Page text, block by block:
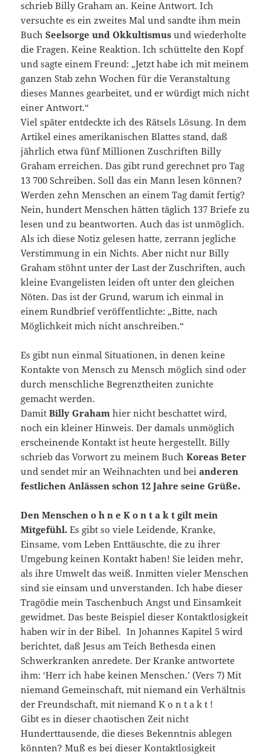
schrieb Billy Graham an. Keine Antwort. Ich
versuchte es ein zweites Mal und sandte ihm mein
BuchSeelsorge und Okkultismus und wiederholte
die Fragen. Keine Reaktion. Ich schüttelte den Kopf
und sagte einem Freund: „Jetzt habe ich mit meinem
ganzen Stab zehn Wochen für die Veranstaltung
dieses Mannes gearbeitet, und er würdigt mich nicht
einer Antwort.“
Viel später entdeckte ich des Rätsels Lösung. In dem
Artikel eines amerikanischen Blattes stand, daß
jährlich etwa fünf Millionen Zuschriften Billy
Graham erreichen. Das gibt rund gerechnet pro Tag
13 700 Schreiben. Soll das ein Mann lesen können?
Werden zehn Menschen an einem Tag damit fertig?
Nein, hundert Menschen hätten täglich 137 Briefe zu
lesen und zu beantworten. Auch das ist unmöglich.
Als ich diese Notiz gelesen hatte, zerrann jegliche
Verstimmung in ein Nichts. Aber nicht nur Billy
Graham stöhnt unter der Last der Zuschriften, auch
kleine Evangelisten leiden oft unter den gleichen
Nöten. Das ist der Grund, warum ich einmal in
einem Rundbrief veröffentlichte: „Bitte, nach
Möglichkeit mich nicht anschreiben.“
Es gibt nun einmal Situationen, in denen keine
Kontakte von Mensch zu Mensch möglich sind oder
durch menschliche Begrenztheiten zunichte
gemacht werden.
DamitBilly Graham hier nicht beschattet wird,
noch ein kleiner Hinweis. Der damals unmöglich
erscheinende Kontakt ist heute hergestellt. Billy
schrieb das Vorwort zu meinem BuchKoreas Beter
und sendet mir an Weihnachten und beianderen
festlichen Anlässen schon 12 Jahre seine Grüße.
Den Menschen o h n e K o n t a k t gilt mein
Mitgefühl. Es gibt so viele Leidende, Kranke,
Einsame, vom Leben Enttäuschte, die zu ihrer
Umgebung keinen Kontakt haben! Sie leiden mehr,
als ihre Umwelt das weiß. Inmitten vieler Menschen
sind sie einsam und unverstanden. Ich habe dieser
Tragödie mein Taschenbuch Angst und Einsamkeit
gewidmet. Das beste Beispiel dieser Kontaktlosigkeit
haben wir in der Bibel. In Johannes Kapitel 5 wird
berichtet, daß Jesus am Teich Bethesda einen
Schwerkranken anredete. Der Kranke antwortete
ihm: ‘Herr ich habe keinen Menschen.’ (Vers 7) Mit
niemand Gemeinschaft, mit niemand ein Verhältnis
der Freundschaft, mit niemand K o n t a k t !
Gibt es in dieser chaotischen Zeit nicht
Hunderttausende, die dieses Bekenntnis ablegen
könnten? Muß es bei dieser Kontaktlosigkeit